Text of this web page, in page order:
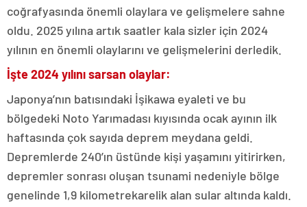
coğrafyasında önemli olaylara ve gelişmelere sahne
oldu. 2025 yılına artık saatler kala sizler için 2024
yılının en önemli olaylarını ve gelişmelerini derledik.
İşte 2024 yılını sarsan olaylar:
Japonya’nın batısındaki İşikawa eyaleti ve bu
bölgedeki Noto Yarımadası kıyısında ocak ayının ilk
haftasında çok sayıda deprem meydana geldi.
Depremlerde 240’ın üstünde kişi yaşamını yitirirken,
depremler sonrası oluşan tsunami nedeniyle bölge
genelinde 1,9 kilometrekarelik alan sular altında kaldı.